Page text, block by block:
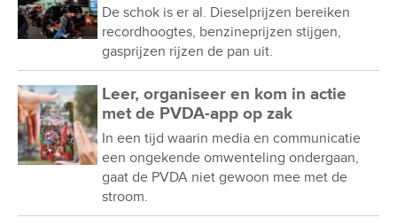
De schok is er al. Dieselprijzen bereiken
recordhoogtes, benzineprijzen stijgen,
gasprijzen rijzen de pan uit.
Leer, organiseer en kom in actie
met de PVDA-app op zak
In een tijd waarin media en communicatie
een ongekende omwenteling ondergaan,
gaat de PVDA niet gewoon mee met de
stroom.